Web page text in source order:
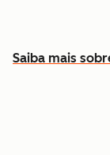
Saiba mais